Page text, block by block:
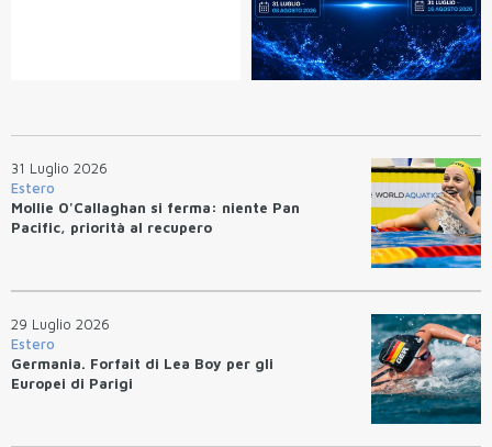
31 Luglio 2026
Estero
Mollie O'Callaghan si ferma: niente Pan
Pacific, priorità al recupero
29 Luglio 2026
Estero
Germania. Forfait di Lea Boy per gli
Europei di Parigi